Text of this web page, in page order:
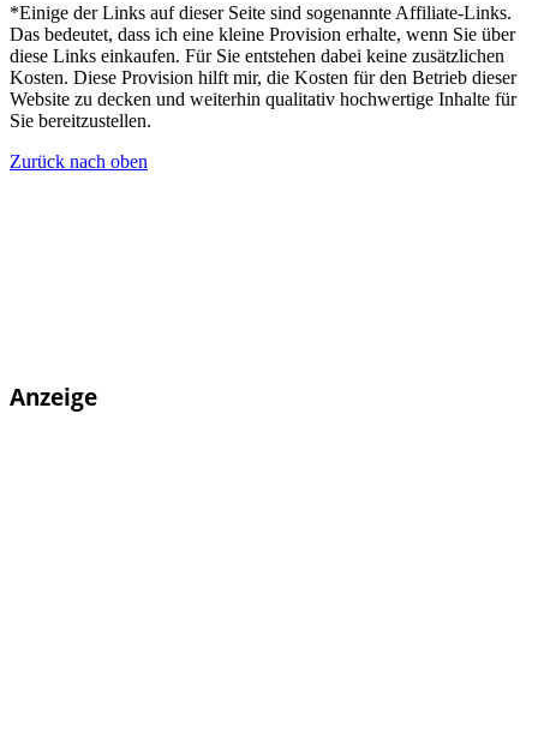
*Einige der Links auf dieser Seite sind sogenannte Affiliate-Links.
Das bedeutet, dass ich eine kleine Provision erhalte, wenn Sie über
diese Links einkaufen. Für Sie entstehen dabei keine zusätzlichen
Kosten. Diese Provision hilft mir, die Kosten für den Betrieb dieser
Website zu decken und weiterhin qualitativ hochwertige Inhalte für
Sie bereitzustellen.
Zurück nach oben
Anzeige